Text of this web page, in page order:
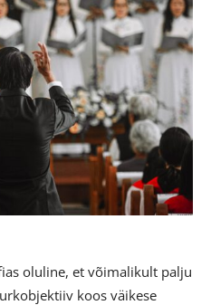
oluline, et võimalikult palju
koos väikese